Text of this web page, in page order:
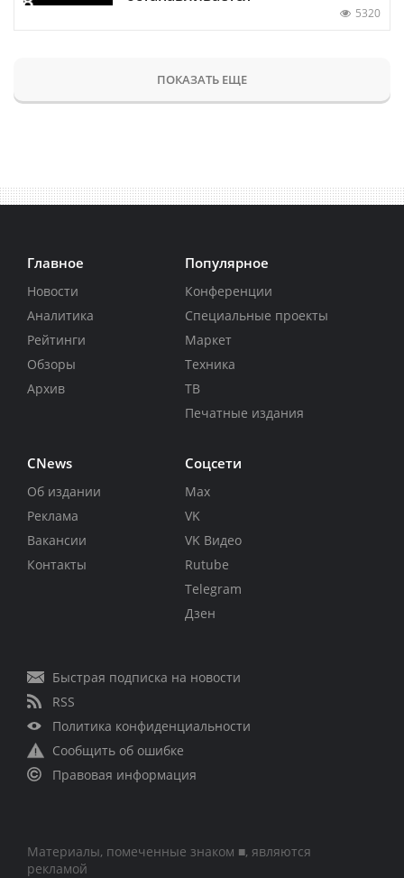
5320
ПОКАЗАТЬ ЕЩЕ
Главное
Новости
Аналитика
Рейтинги
Обзоры
Архив
Популярное
Конференции
Специальные проекты
Маркет
Техника
ТВ
Печатные издания
CNews
Об издании
Реклама
Вакансии
Контакты
Соцсети
Max
VK
VK Видео
Rutube
Telegram
Дзен
Быстрая подписка на новости
RSS
Политика конфиденциальности
Сообщить об ошибке
Правовая информация
Материалы, помеченные знаком ■, являются
рекламой